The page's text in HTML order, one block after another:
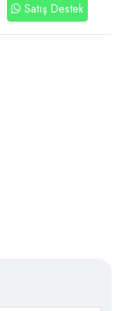
Satış Destek